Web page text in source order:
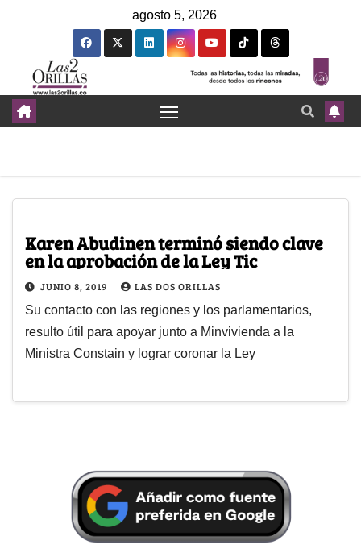
agosto 5, 2026
Karen Abudinen terminó siendo clave
en la aprobación de la Ley Tic
JUNIO 8, 2019 LAS DOS ORILLAS
Su contacto con las regiones y los parlamentarios,
resulto útil para apoyar junto a Minvivienda a la
Ministra Constain y lograr coronar la Ley